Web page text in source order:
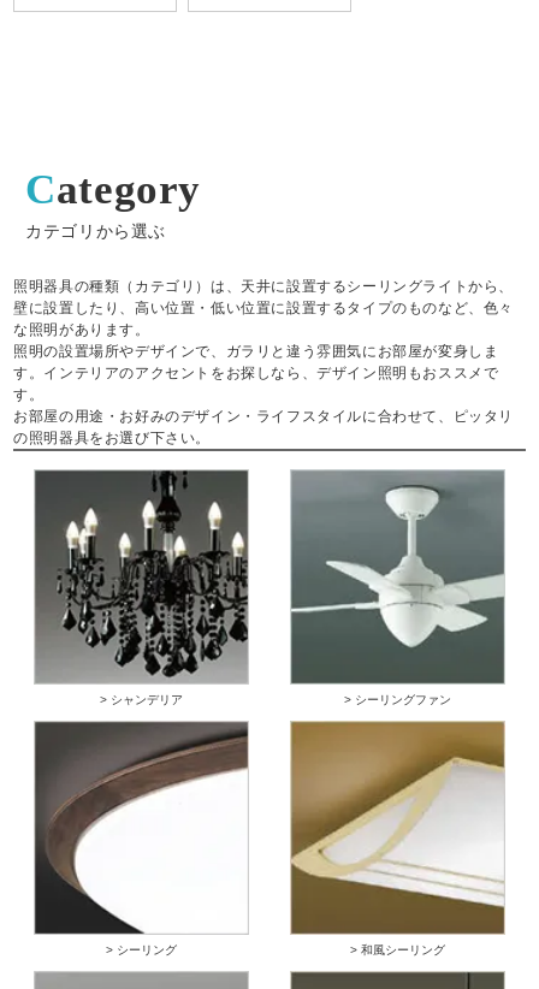
Category
カテゴリから選ぶ
照明器具の種類（カテゴリ）は、天井に設置するシーリングライトから、
壁に設置したり、高い位置・低い位置に設置するタイプのものなど、色々
な照明があります。
照明の設置場所やデザインで、ガラリと違う雰囲気にお部屋が変身しま
す。インテリアのアクセントをお探しなら、デザイン照明もおススメで
す。
お部屋の用途・お好みのデザイン・ライフスタイルに合わせて、ピッタリ
の照明器具をお選び下さい。
> シャンデリア > シーリングファン
> シーリング > 和風シーリング